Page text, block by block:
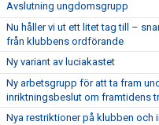
Avslutning ungdomsgrupp
Nu håller vi ut ett litet tag till –
från klubbens ordförande
Ny variant av luciakastet
Ny arbetsgrupp för att ta fram
inriktningsbeslut om framtidens
Nya restriktioner på klubben och